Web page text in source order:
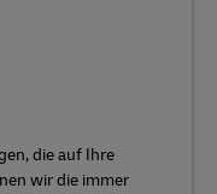
die auf Ihre
wir die immer